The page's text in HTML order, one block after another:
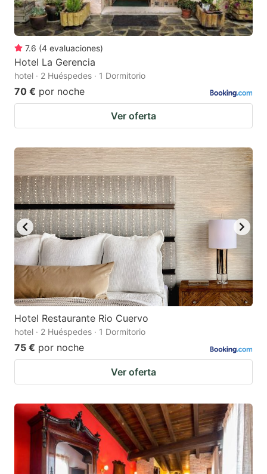
7.6 (4 evaluaciones)
Hotel La Gerencia
hotel · 2 Huéspedes · 1 Dormitorio
70 € por noche
Ver oferta
Hotel Restaurante Rio Cuervo
hotel · 2 Huéspedes · 1 Dormitorio
75 € por noche
Ver oferta